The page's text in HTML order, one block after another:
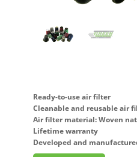
Ready-to-use air filter
Cleanable and reusable air
Air filter material: Woven
Lifetime warranty
Developed and